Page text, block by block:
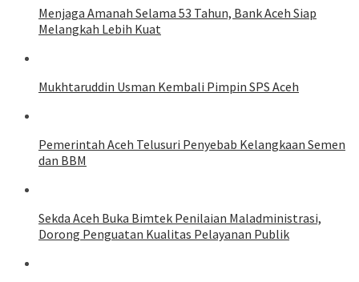
Menjaga Amanah Selama 53 Tahun, Bank Aceh Siap
Melangkah Lebih Kuat
Mukhtaruddin Usman Kembali Pimpin SPS Aceh
Pemerintah Aceh Telusuri Penyebab Kelangkaan Semen
dan BBM
Sekda Aceh Buka Bimtek Penilaian Maladministrasi,
Dorong Penguatan Kualitas Pelayanan Publik